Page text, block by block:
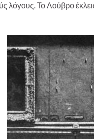
λόγους. Το Λούβρο